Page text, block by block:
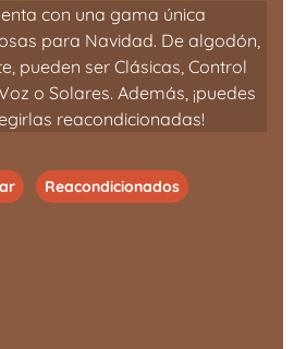
con una gama única
para Navidad. De algodón,
pueden ser Clásicas, Control
o Solares. Además, ¡puedes
reacondicionadas!
Reacondicionados